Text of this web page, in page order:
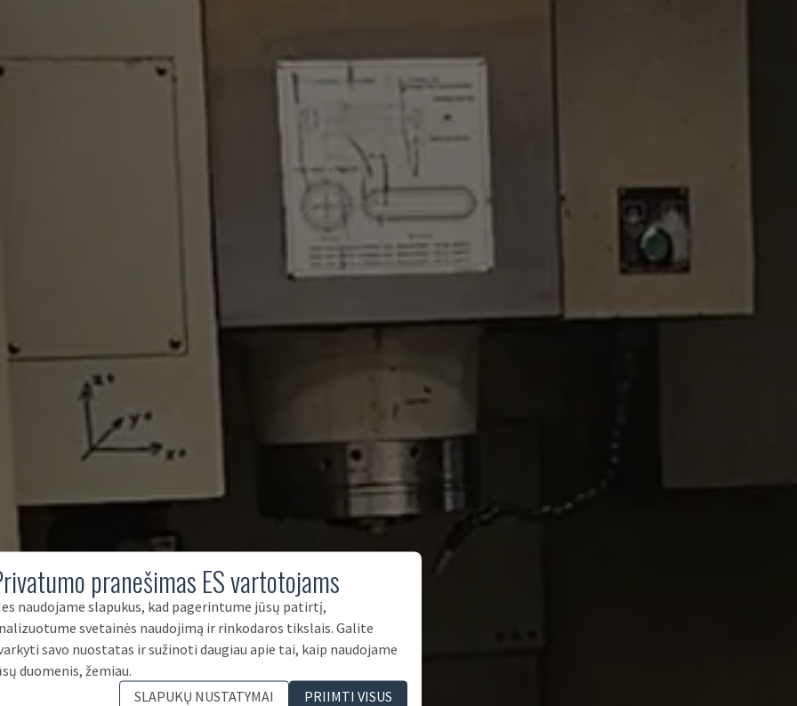
pranešimas ES vartotojams
naudojame slapukus, kad pagerintume jūsų patirtį,
svetainės naudojimą ir rinkodaros tikslais. Galite
savo nuostatas ir sužinoti daugiau apie tai, kaip naudojame
duomenis, žemiau.
SLAPUKŲ NUSTATYMAI
PRIIMTI VISUS